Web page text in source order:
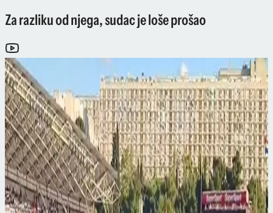
Za razliku od njega, sudac je loše prošao